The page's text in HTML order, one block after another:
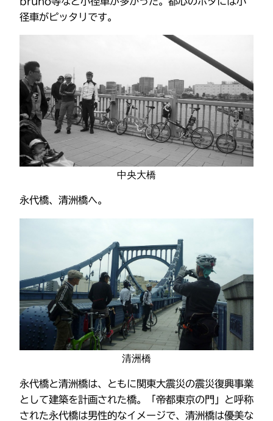
径車がピッタリです。
中央大橋
永代橋、清洲橋へ。
清洲橋
永代橋と清洲橋は、ともに関東大震災の震災復興事業
として建築を計画された橋。「帝都東京の門」と呼称
された永代橋は男性的なイメージで、清洲橋は優美な